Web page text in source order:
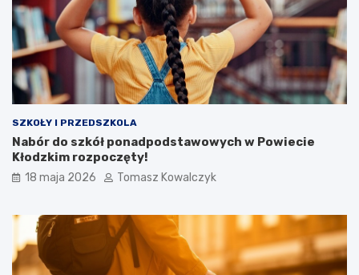
SZKOŁY I PRZEDSZKOLA
Nabór do szkół ponadpodstawowych w Powiecie
Kłodzkim rozpoczęty!
18 maja 2026 Tomasz Kowalczyk